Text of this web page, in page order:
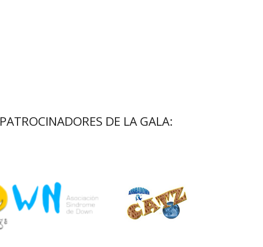
PATROCINADORES DE LA GALA: